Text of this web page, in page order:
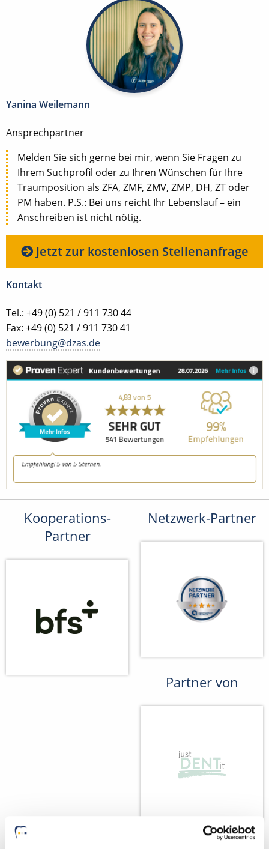
Yanina Weilemann
Ansprechpartner
Melden Sie sich gerne bei mir, wenn Sie Fragen zu
Ihrem Suchprofil oder zu Ihren Wünschen für Ihre
Traumposition als ZFA, ZMF, ZMV, ZMP, DH, ZT oder
PM haben. P.S.: Bei uns reicht Ihr Lebenslauf – ein
Anschreiben ist nicht nötig.
Jetzt zur kostenlosen Stellenanfrage
Kontakt
Tel.: +49 (0) 521 / 911 730 44
Fax: +49 (0) 521 / 911 730 41
bewerbung@dzas.de
Kooperations-
Partner
Netzwerk-Partner
Partner von